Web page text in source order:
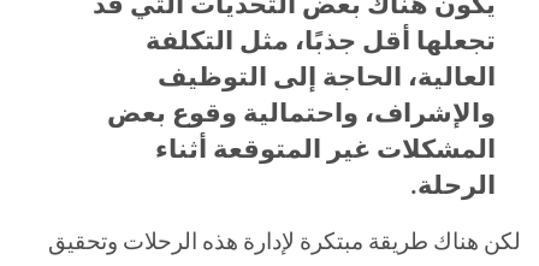
يكون هناك بعض التحديات التي قد
تجعلها أقل جذبًا، مثل التكلفة
العالية، الحاجة إلى التوظيف
والإشراف، واحتمالية وقوع بعض
المشكلات غير المتوقعة أثناء
الرحلة.
لكن هناك طريقة مبتكرة لإدارة هذه الرحلات وتحقيق